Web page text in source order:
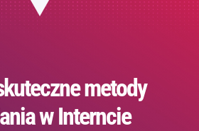
metody
w Interncie